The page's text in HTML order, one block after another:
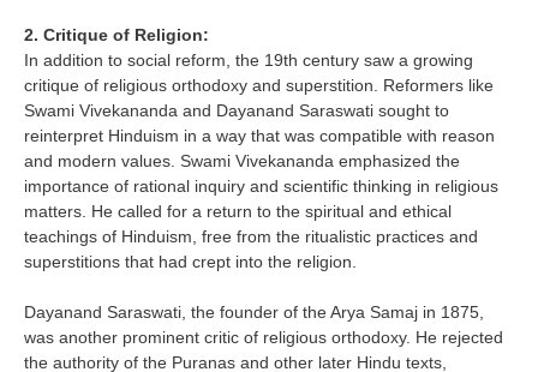
2. Critique of Religion:
In addition to social reform, the 19th century saw a growing
critique of religious orthodoxy and superstition. Reformers like
Swami Vivekananda and Dayanand Saraswati sought to
reinterpret Hinduism in a way that was compatible with reason
and modern values. Swami Vivekananda emphasized the
importance of rational inquiry and scientific thinking in religious
matters. He called for a return to the spiritual and ethical
teachings of Hinduism, free from the ritualistic practices and
superstitions that had crept into the religion.
Dayanand Saraswati, the founder of the Arya Samaj in 1875,
was another prominent critic of religious orthodoxy. He rejected
the authority of the Puranas and other later Hindu texts,